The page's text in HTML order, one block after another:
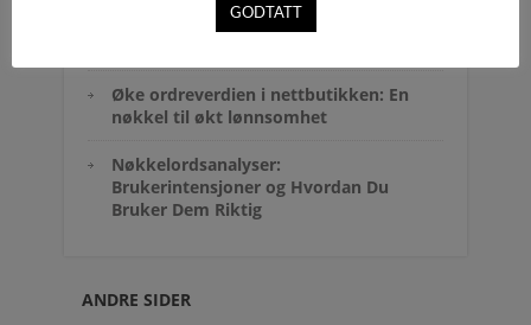
Hvordan kan jeg bruke rabatter uten
Øke ordreverdien i nettbutikken: En
nøkkel til økt lønnsomhet
Nøkkelordsanalyser:
Brukerintensjoner og Hvordan Du
Bruker Dem Riktig
ANDRE SIDER
GODTATT